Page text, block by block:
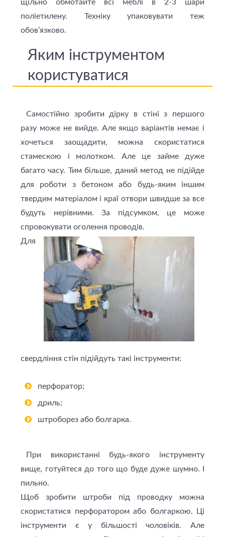
щільно обмотайте всi меблі в 2-3 шари
поліетилену. Техніку упаковувати теж
обов’язково.
Яким інструментом
користуватися
Самостійно зробити дірку в стіні з першого
разу може не вийде. Але якщо варіантів немає і
хочеться заощадити, можна скористатися
стамескою і молотком. Але це займе дуже
багато часу. Тим більше, даний метод не підійде
для роботи з бетоном або будь-яким іншим
твердим матеріалом і краї отвори швидше за все
будуть нерівними. За підсумком, це може
спровокувати оголення проводів.
Для
свердління стін підійдуть такі інструменти:
перфоратор;
дриль;
штроборез або болгарка.
При використанні будь-якого інструменту
вище, готуйтеся до того що буде дуже шумно. І
пильно.
Щоб зробити штроби під проводку можна
скористатися перфоратором або болгаркою. Ці
інструменти є у більшості чоловіків. Але